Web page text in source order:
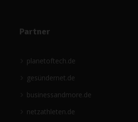
Partner
planetoftech.de
gesündernet.de
businessandmore.de
netzathleten.de